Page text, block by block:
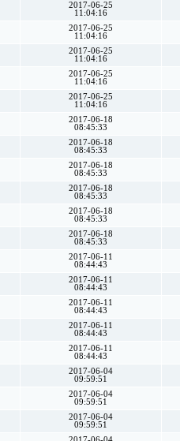
2017-06-25
11:04:16
2017-06-25
11:04:16
2017-06-25
11:04:16
2017-06-25
11:04:16
2017-06-25
11:04:16
2017-06-18
08:45:33
2017-06-18
08:45:33
2017-06-18
08:45:33
2017-06-18
08:45:33
2017-06-18
08:45:33
2017-06-18
08:45:33
2017-06-11
08:44:43
2017-06-11
08:44:43
2017-06-11
08:44:43
2017-06-11
08:44:43
2017-06-11
08:44:43
2017-06-04
09:59:51
2017-06-04
09:59:51
2017-06-04
09:59:51